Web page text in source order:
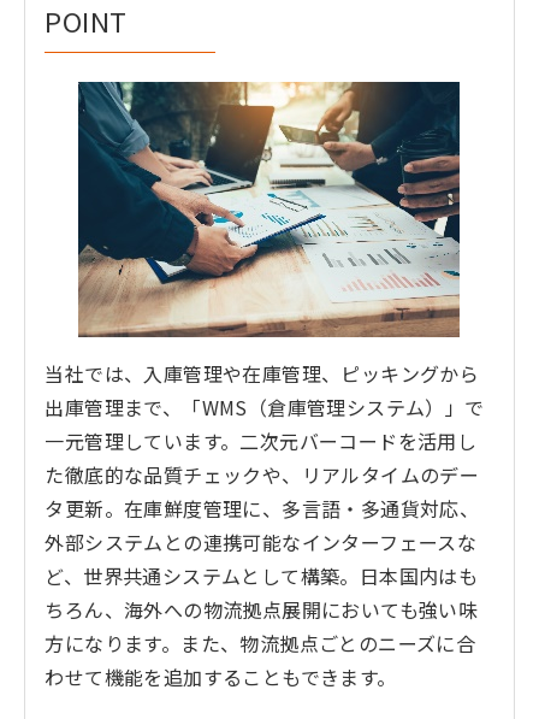
POINT
当社では、入庫管理や在庫管理、ピッキングから
出庫管理まで、「WMS（倉庫管理システム）」で
一元管理しています。二次元バーコードを活用し
た徹底的な品質チェックや、リアルタイムのデー
タ更新。在庫鮮度管理に、多言語・多通貨対応、
外部システムとの連携可能なインターフェースな
ど、世界共通システムとして構築。日本国内はも
ちろん、海外への物流拠点展開においても強い味
方になります。また、物流拠点ごとのニーズに合
わせて機能を追加することもできます。